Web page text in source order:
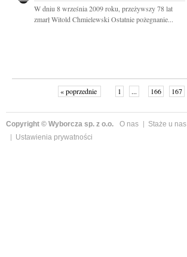
W dniu 8 września 2009 roku, przeżywszy 78 lat
zmarł Witold Chmielewski Ostatnie pożegnanie...
« poprzednie 1 ... 166 167
Copyright © Wyborcza sp. z o.o. O nas Staże u nas
Ustawienia prywatności